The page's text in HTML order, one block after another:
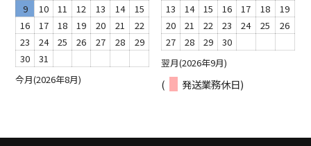
今月(2026年8月)
9
10 11 12 13 14
15
16
17 18 19 20 21
22
23
24 25 26 27 28
29
30
31 翌月(2026年9月)
13
14 15 16 17 18
19
20
21 22 23 24 25
26
27
28 29 30
( 発送業務休日)